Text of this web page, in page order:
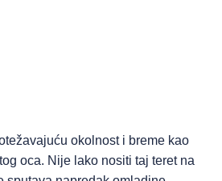
okolnost i breme kao
oca. Nije lako nositi taj teret na